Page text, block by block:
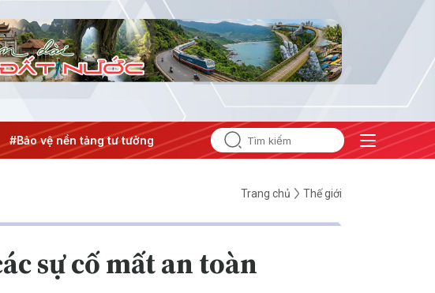
nền tảng tư tưởng của Đảng #Hội nghị Trung ương 3
Trang chủ Thế giới
sự cố mất an toàn